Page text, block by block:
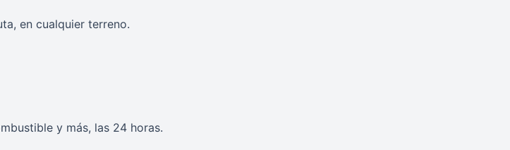
en cualquier terreno.
y más, las 24 horas.